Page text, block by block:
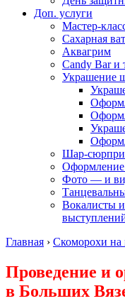
Доп. услуги
Мастер-
Сахарная
Аквагрим
Candy Bar и
Украшение
Шар-
Фото — и
Вокалисты
Главная › Скоморохи на
Проведение и
в Больших